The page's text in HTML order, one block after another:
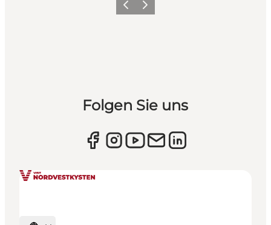
ZurückWeiter
Folgen Sie uns